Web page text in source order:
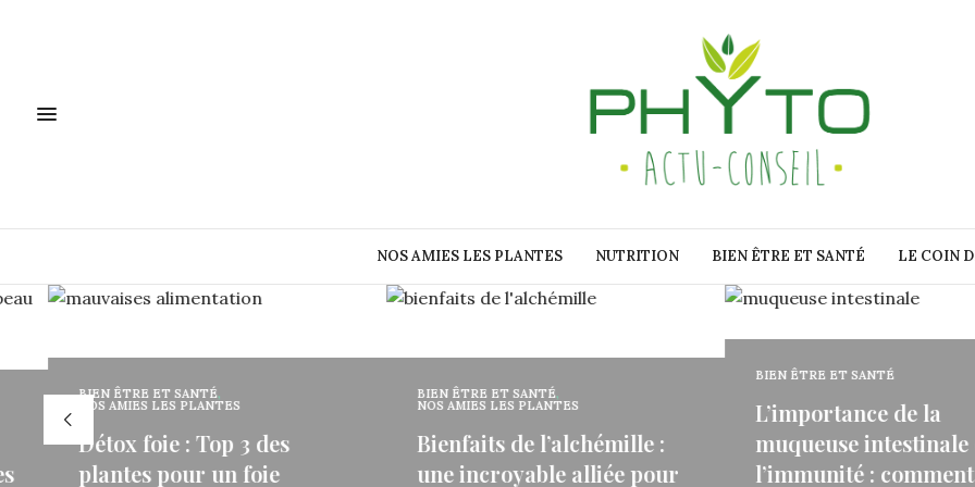
NOS AMIES LES PLANTES NUTRITION BIEN ÊTRE ET SANTÉ LE COIN
BIEN ÊTRE ET SANTÉ
NOS AMIES LES PLANTES
Bienfaits de l’alchémille :
une incroyable alliée pour
L’importance de la
muqueuse intestinale dans
l’immunité : comment la
BIEN ÊTRE ET SANTÉ
Thymoquinone : un
naturel puissant
immunité et votre